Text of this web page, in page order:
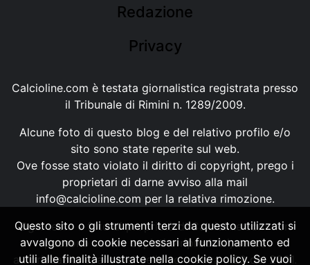
Redazione
Privacy
Calcioline.com è testata giornalistica registrata presso
il Tribunale di Rimini n. 1289/2009.
Alcune foto di questo blog e del relativo profilo e/o
sito sono state reperite sul web.
Ove fosse stato violato il diritto di copyright, prego i
proprietari di darne avviso alla mail
info@calcioline.com per la relativa rimozione.
Ogni testo e foto di proprietà di Calcioline.com non
possono essere copiati o riprodotti, senza
autorizzazione, ai sensi della normativa n.29 del 2001.
Questo sito o gli strumenti terzi da questo utilizzati si
avvalgono di cookie necessari al funzionamento ed
utili alle finalità illustrate nella cookie policy. Se vuoi